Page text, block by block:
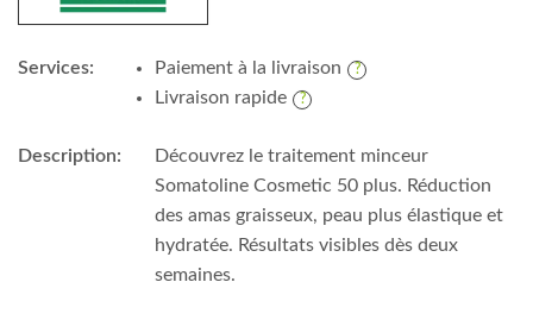
Services:
Paiement à la livraison
Livraison rapide
Description:
Découvrez le traitement minceur
Somatoline Cosmetic 50 plus. Réduction
des amas graisseux, peau plus élastique et
hydratée. Résultats visibles dès deux
semaines.